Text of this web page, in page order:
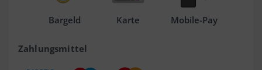
Bargeld Karte Mobile-Pay
Zahlungsmittel